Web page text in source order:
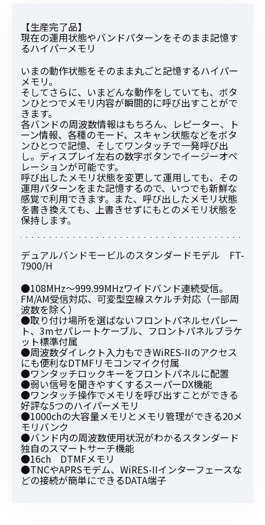
【生産完了品】
現在の運用状態やバンドパターンをそのまま記憶す
るハイパーメモリ
いまの動作状態をそのまま丸ごと記憶するハイパー
メモリ。
そしてさらに、いまどんな動作をしていても、ボタ
ンひとつでメモリ内容が瞬間的に呼び出すことがで
きます。
各バンドの周波数情報はもちろん、レピーター、ト
ーン情報、各種のモード、スキャン状態などをボタ
ンひとつで記憶、そしてワンタッチで一発呼び出
し。ディスプレイ左右の数字ボタンでイージーオペ
レーションが可能です。
呼び出したメモリ状態を変更して運用しても、その
運用パターンをまた記憶するので、いつでも新鮮な
感覚で利用できます。また、呼び出したメモリ状態
を書き換えても、上書きせずにもとのメモリ状態を
保持します。
デュアルバンドモービルのスタンダードモデル FT-
7900/H
●108MHz～999.99MHzワイドバンド連続受信。
FM/AM受信対応、可変型空線スケルチ対応（一部周
波数を除く）
●取り付け場所を選ばないフロントパネルセパレー
ト、3mセパレートケーブル、フロントパネルブラケ
ット標準付属
●周波数ダイレクト入力もできWiRES-IIのアクセス
にも便利なDTMFリモコンマイク付属
●ワンタッチロックキーをフロントパネルに配置
●弱い信号を聞きやすくするスーパーDX機能
●ワンタッチ操作でメモリを呼び出すことができる
好評な5つのハイパーメモリ
●1000chの大容量メモリとメモリ管理ができる20メ
モリバンク
●バンド内の周波数使用状況がわかるスタンダード
独自のスマートサーチ機能
●16ch DTMFメモリ
●TNCやAPRSモデム、WiRES-IIインターフェースな
どの接続が簡単にできるDATA端子